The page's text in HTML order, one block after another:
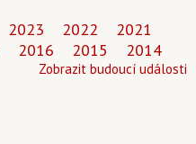
2023 2022
2021
2016 2015 2014
Zobrazit budoucí události